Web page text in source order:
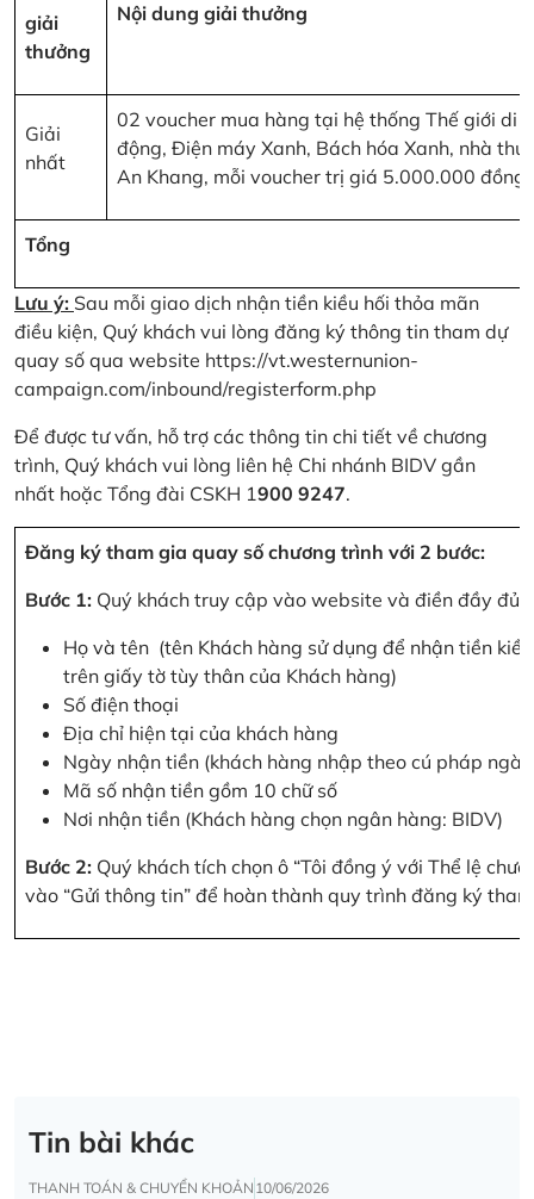
giải
thưởng
Nội dung giải thưởng
Giải
nhất
02 voucher mua hàng tại hệ thống Thế giới di
động, Điện máy Xanh, Bách hóa Xanh, nhà
An Khang, mỗi voucher trị giá 5.000.000 đồng
Tổng
Lưu ý: Sau mỗi giao dịch nhận tiền kiều hối thỏa mãn
điều kiện, Quý khách vui lòng đăng ký thông tin tham dự
quay số qua website https://vt.westernunion-
campaign.com/inbound/registerform.php
Để được tư vấn, hỗ trợ các thông tin chi tiết về chương
trình, Quý khách vui lòng liên hệ Chi nhánh BIDV gần
nhất hoặc Tổng đài CSKH 1900 9247.
Đăng ký tham gia quay số chương trình với 2 bước:
Bước 1: Quý khách truy cập vào website và điền đầy đủ
Họ và tên (tên Khách hàng sử dụng để nhận tiền
trên giấy tờ tùy thân của Khách hàng)
Số điện thoại
Địa chỉ hiện tại của khách hàng
Ngày nhận tiền (khách hàng nhập theo cú pháp
Mã số nhận tiền gồm 10 chữ số
Nơi nhận tiền (Khách hàng chọn ngân hàng: BIDV)
Bước 2: Quý khách tích chọn ô “Tôi đồng ý với Thể lệ
vào “Gửi thông tin” để hoàn thành quy trình đăng ký
Tin bài khác
THANH TOÁN & CHUYỂN KHOẢN 10/06/2026